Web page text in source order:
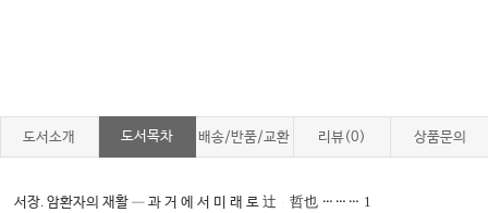
도서소개 도서목차 배송/반품/교환 리뷰(0) 상품문의
서장.암환자의 재활─과 거 에 서 미 래 로辻 哲也 ……… 1